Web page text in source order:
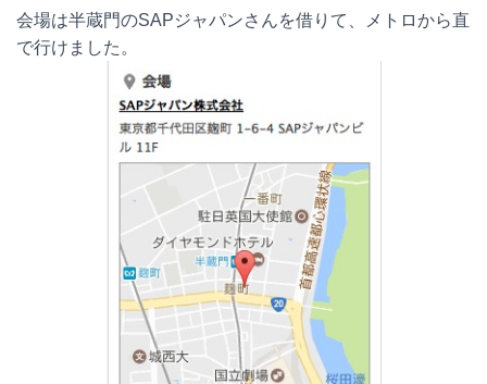
会場は半蔵門のSAPジャパンさんを借りて、メトロから直
で行けました。